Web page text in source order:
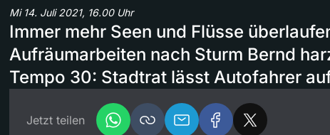
Mi 14. Juli 2021, 16.00 Uhr
Immer mehr Seen und Flüsse
Aufräumarbeiten nach Sturm Bernd
Tempo 30: Stadtrat lässt Autofahrer
Jetzt teilen